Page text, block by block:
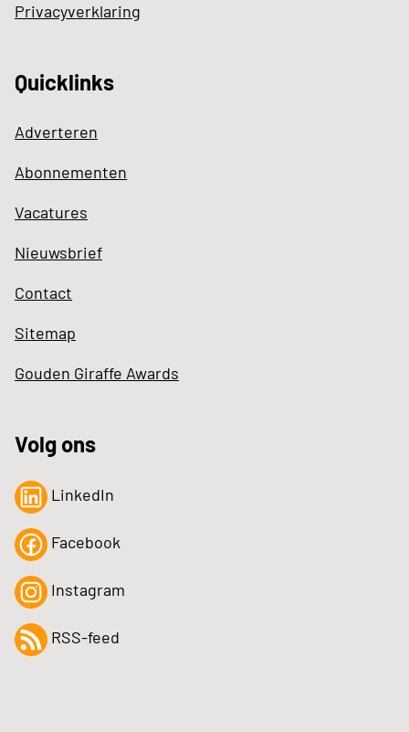
Privacyverklaring
Quicklinks
Adverteren
Abonnementen
Vacatures
Nieuwsbrief
Contact
Sitemap
Gouden Giraffe Awards
Volg ons
LinkedIn
Facebook
Instagram
RSS-feed